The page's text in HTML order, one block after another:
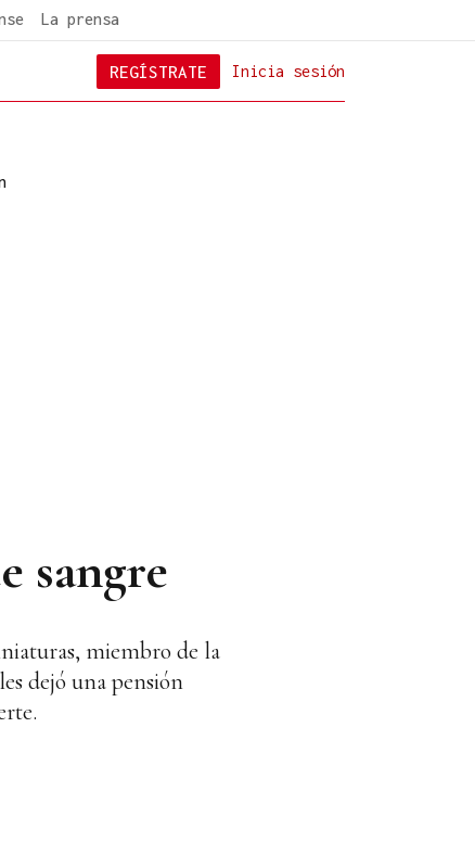
La prensa
Inicia sesión
REGÍSTRATE
sangre
miembro de la
dejó una pensión